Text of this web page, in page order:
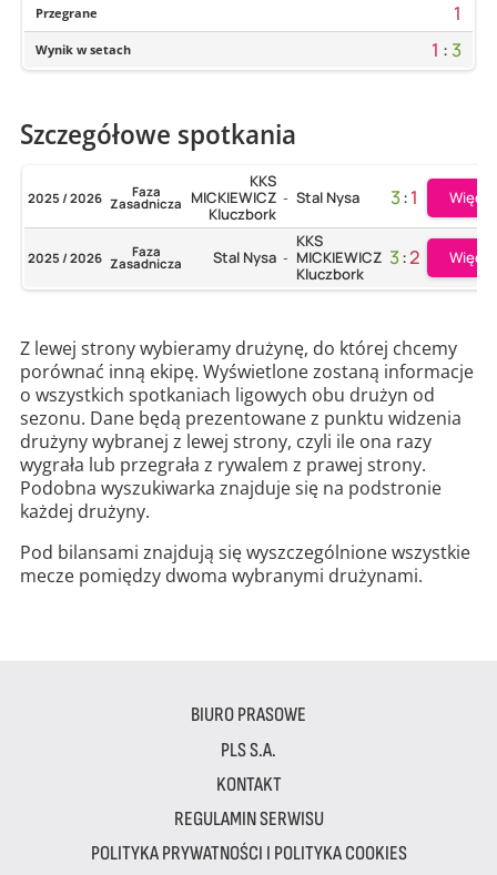
Przegrane 1
Wynik w setach 1 : 3
Szczegółowe spotkania
2025 / 2026 Faza
Zasadnicza
KKS
MICKIEWICZ
Kluczbork
- Stal Nysa 3:1 Więcej
2025 / 2026 Faza
Zasadnicza Stal Nysa -
KKS
MICKIEWICZ
Kluczbork
3:2 Więcej
Z lewej strony wybieramy drużynę, do której chcemy
porównać inną ekipę. Wyświetlone zostaną informacje
o wszystkich spotkaniach ligowych obu drużyn od
sezonu. Dane będą prezentowane z punktu widzenia
drużyny wybranej z lewej strony, czyli ile ona razy
wygrała lub przegrała z rywalem z prawej strony.
Podobna wyszukiwarka znajduje się na podstronie
każdej drużyny.
Pod bilansami znajdują się wyszczególnione wszystkie
mecze pomiędzy dwoma wybranymi drużynami.
BIURO PRASOWE
PLS S.A.
KONTAKT
REGULAMIN SERWISU
POLITYKA PRYWATNOŚCI I POLITYKA COOKIES